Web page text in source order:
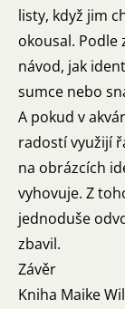
listy, když jim
okousal. Podle
návod, jak
sumce nebo
A pokud v
radostí využijí
na obrázcích
vyhovuje. Z
jednoduše
zbavil.
Závěr
Kniha Maike